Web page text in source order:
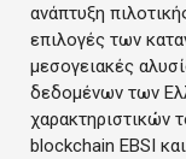
ανάπτυξη
επιλογές των
μεσογειακές
δεδομένων των
χαρακτηριστικών
blockchain EBSI